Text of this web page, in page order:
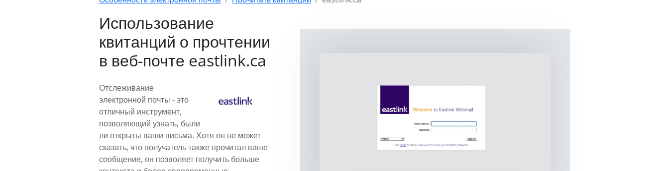
Использование
квитанций о прочтении
в веб-почте eastlink.ca
Отслеживание
электронной почты - это
отличный инструмент,
позволяющий узнать, были
ли открыты ваши письма. Хотя он не может
сказать, что получатель также прочитал ваше
сообщение, он позволяет получить больше